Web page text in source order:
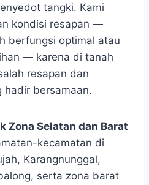
tangki. Kami
kondisi resapan —
berfungsi optimal atau
— karena di tanah
resapan dan
hadir bersamaan.
Zona Selatan dan Barat
kecamatan di
Karangnunggal,
serta zona barat